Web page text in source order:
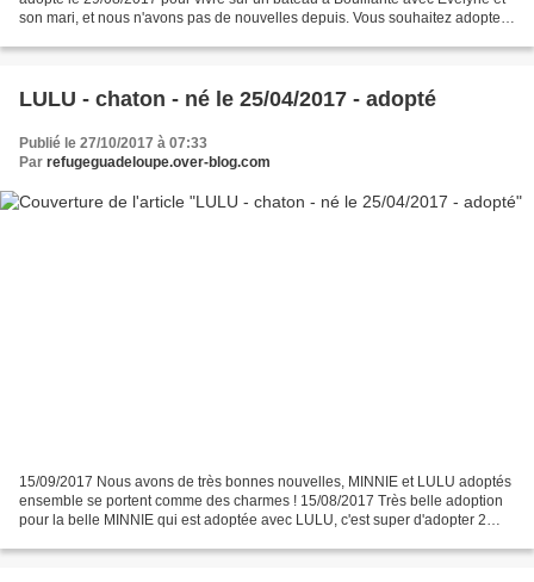
son mari, et nous n'avons pas de nouvelles depuis. Vous souhaitez adopter
LULU - chaton - né le 25/04/2017 - adopté
Publié le 27/10/2017 à 07:33
Par refugeguadeloupe.over-blog.com
15/09/2017 Nous avons de très bonnes nouvelles, MINNIE et LULU adoptés
ensemble se portent comme des charmes ! 15/08/2017 Très belle adoption
pour la belle MINNIE qui est adoptée avec LULU, c'est super d'adopter 2